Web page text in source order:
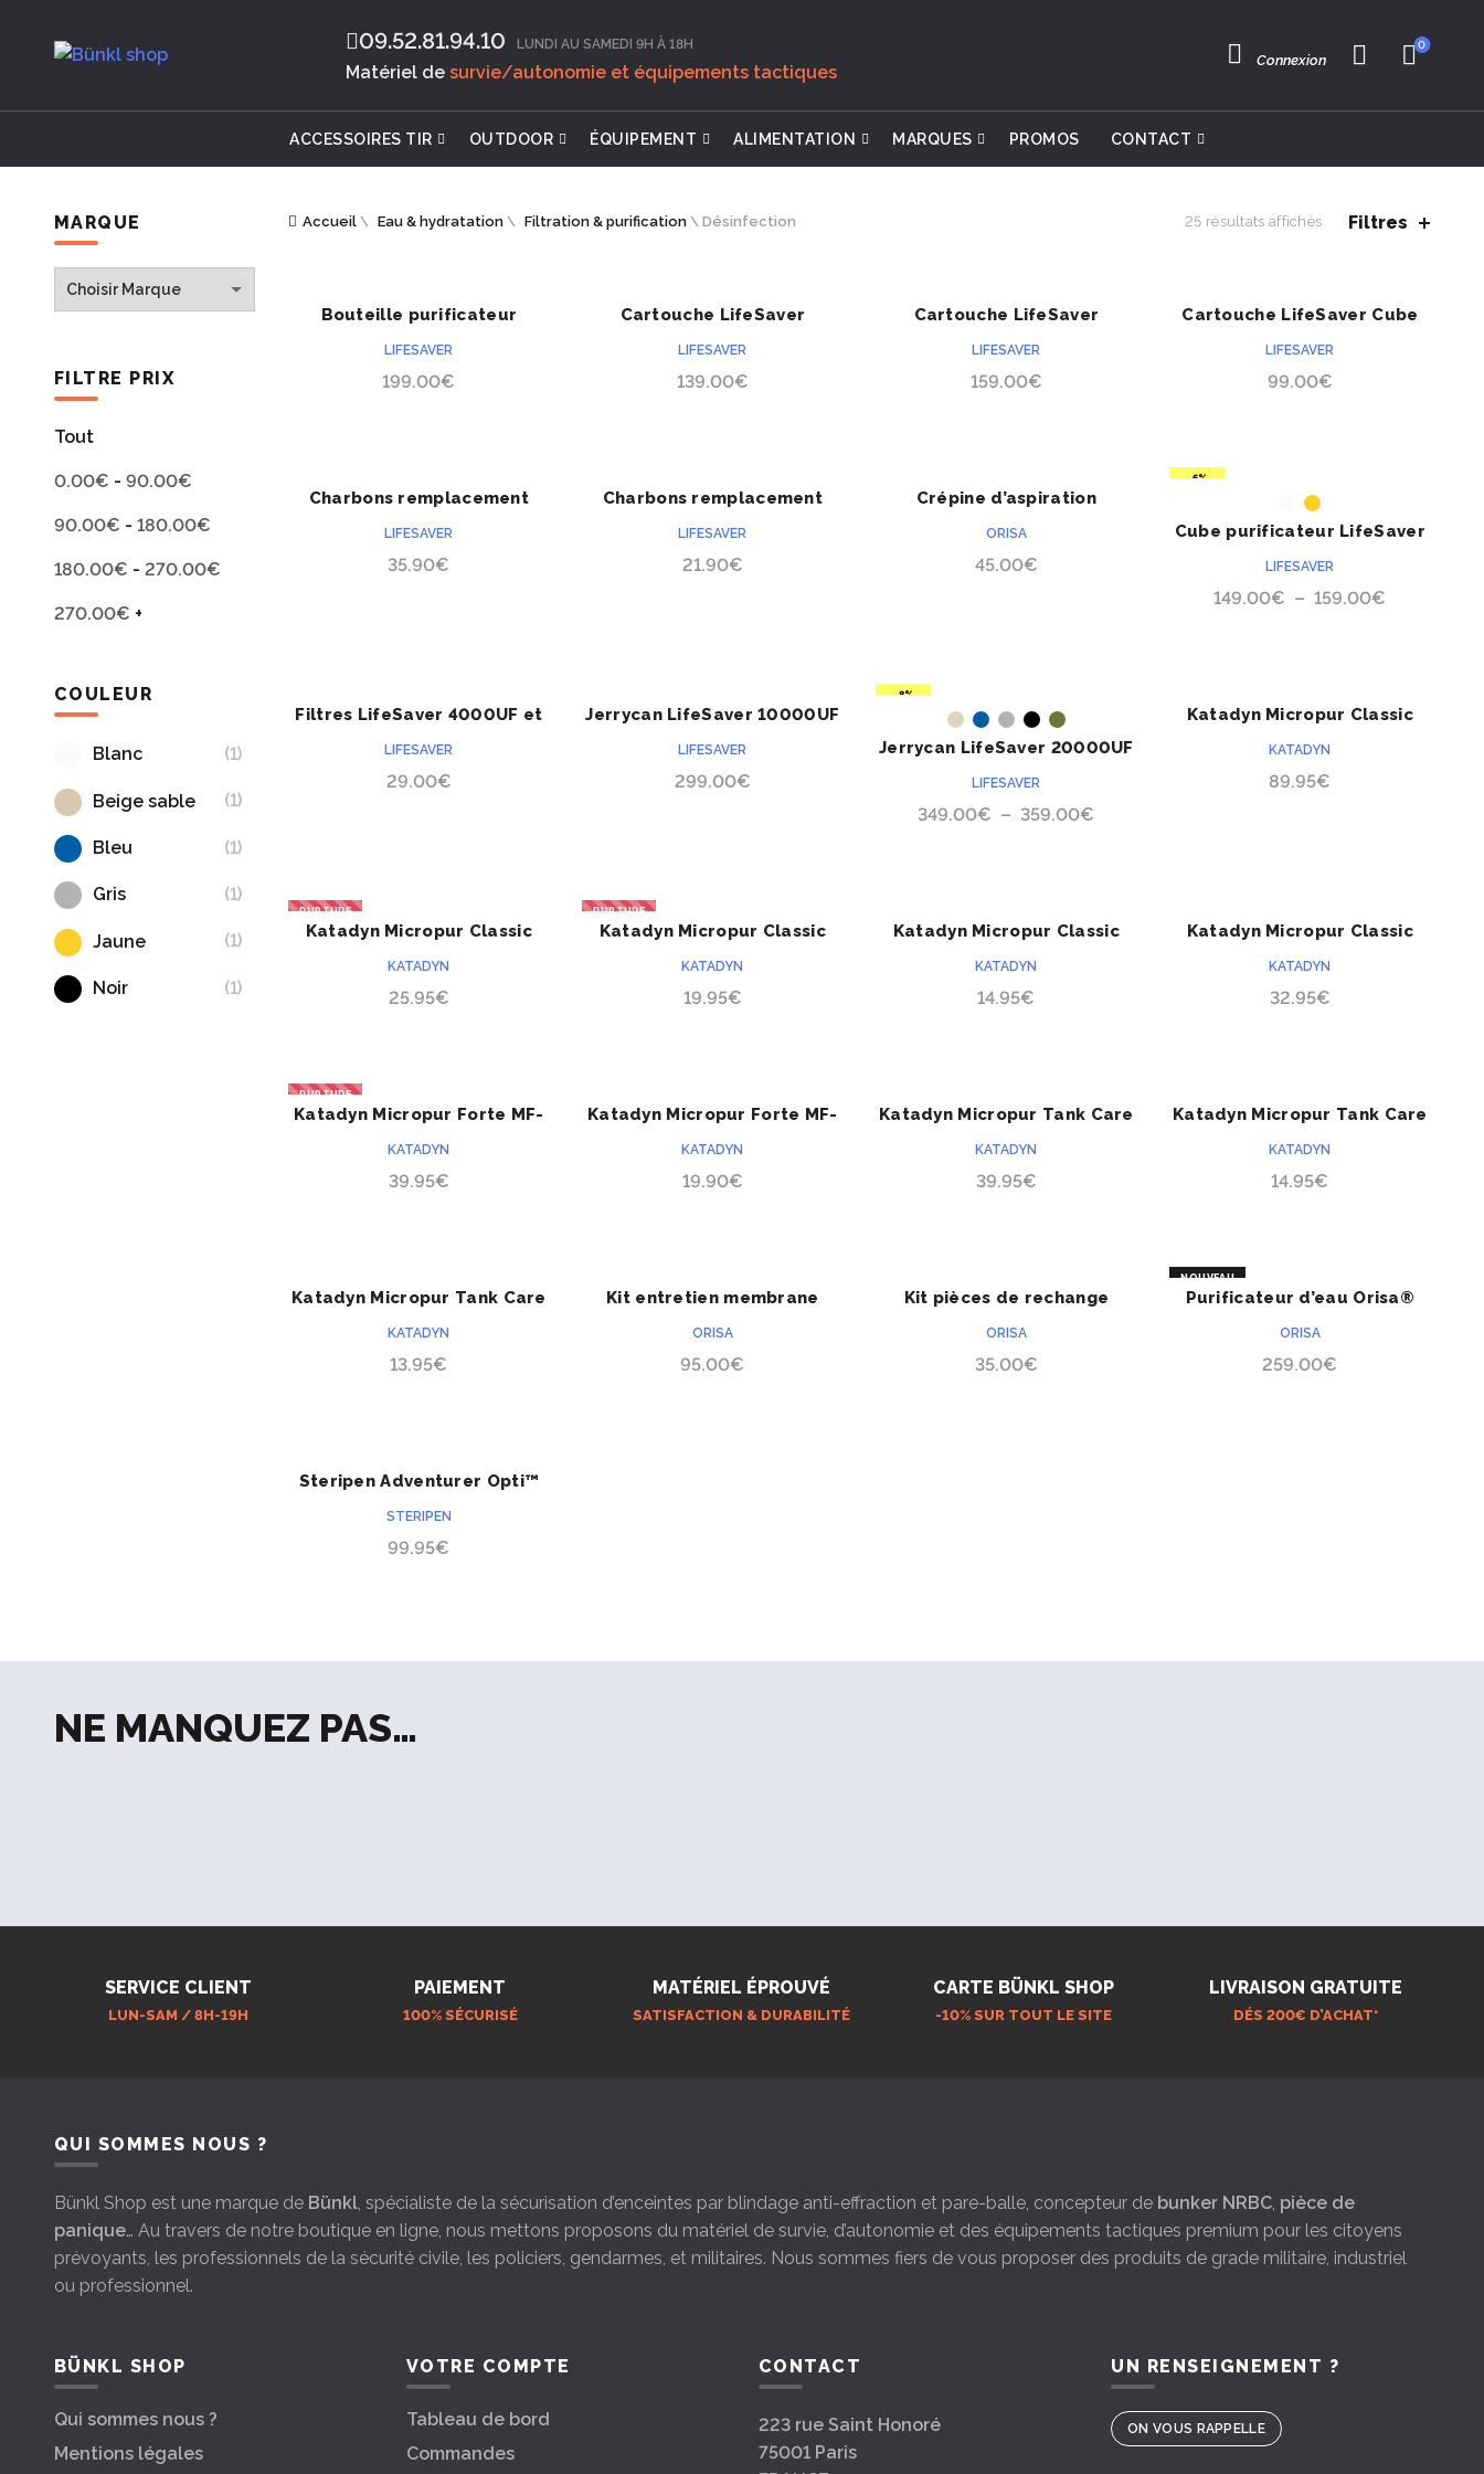
09.52.81.94.10‬ LUNDI AU SAMEDI 9H À 18H
Matériel de survie/autonomie et équipements tactiques
Connexion
0
ACCESSOIRES TIR OUTDOOR ÉQUIPEMENT ALIMENTATION MARQUES PROMOS CONTACT
Accueil \ Eau & hydratation \ Filtration & purification \Désinfection 25 résultats affichés Filtres
ACHETER
Bouteille purificateur
LIFESAVER
199.00€
ACHETER
Cartouche LifeSaver
LIFESAVER
139.00€
ACHETER
Cartouche LifeSaver
LIFESAVER
159.00€
ACHETER
Cartouche LifeSaver Cube
LIFESAVER
99.00€
ACHETER
Charbons remplacement
LIFESAVER
35.90€
ACHETER
Charbons remplacement
LIFESAVER
21.90€
ACHETER
Crépine d’aspiration
ORISA
45.00€
-6%
ACHETER
Cube purificateur LifeSaver
LIFESAVER
149.00€ – 159.00€
à
ACHETER
Filtres LifeSaver 4000UF et
LIFESAVER
29.00€
ACHETER
Jerrycan LifeSaver 10000UF
LIFESAVER
299.00€
-8%
ACHETER
Jerrycan LifeSaver 20000UF
LIFESAVER
349.00€ – 359.00€
à
ACHETER
Katadyn Micropur Classic
KATADYN
89.95€
RUPTURE
ACHETER
Katadyn Micropur Classic
KATADYN
25.95€
RUPTURE
ACHETER
Katadyn Micropur Classic
KATADYN
19.95€
ACHETER
Katadyn Micropur Classic
KATADYN
14.95€
ACHETER
Katadyn Micropur Classic
KATADYN
32.95€
RUPTURE
ACHETER
Katadyn Micropur Forte MF-
KATADYN
39.95€
ACHETER
Katadyn Micropur Forte MF-
KATADYN
19.90€
ACHETER
Katadyn Micropur Tank Care
KATADYN
39.95€
ACHETER
Katadyn Micropur Tank Care
KATADYN
14.95€
ACHETER
Katadyn Micropur Tank Care
KATADYN
13.95€
ACHETER
Kit entretien membrane
ORISA
95.00€
ACHETER
Kit pièces de rechange
ORISA
35.00€
NOUVEAU
ACHETER
Purificateur d’eau Orisa®
ORISA
259.00€
ACHETER
Steripen Adventurer Opti™
STERIPEN
99.95€
MARQUE
FILTRE PRIX
Tout
0.00€ - 90.00€
90.00€ - 180.00€
180.00€ - 270.00€
270.00€ +
COULEUR
Blanc (1)
Beige sable (1)
Bleu (1)
Gris (1)
Jaune (1)
Noir (1)
NE MANQUEZ PAS…
SERVICE CLIENT
LUN-SAM / 8H-19H
PAIEMENT
100% SÉCURISÉ
MATÉRIEL ÉPROUVÉ
SATISFACTION & DURABILITÉ
CARTE BÜNKL SHOP
-10% SUR TOUT LE SITE
LIVRAISON GRATUITE
DÉS 200€ D’ACHAT*
QUI SOMMES NOUS ?
Bünkl Shop est une marque de Bünkl, spécialiste de la sécurisation d’enceintes par blindage anti-effraction et pare-balle, concepteur de bunker NRBC, pièce de
panique… Au travers de notre boutique en ligne, nous mettons proposons du matériel de survie, d’autonomie et des équipements tactiques premium pour les citoyens
prévoyants, les professionnels de la sécurité civile, les policiers, gendarmes, et militaires. Nous sommes fiers de vous proposer des produits de grade militaire, industriel
ou professionnel.
BÜNKL SHOP
Qui sommes nous ?
Mentions légales
VOTRE COMPTE
Tableau de bord
Commandes
CONTACT
223 rue Saint Honoré
75001 Paris
UN RENSEIGNEMENT ?
ON VOUS RAPPELLE